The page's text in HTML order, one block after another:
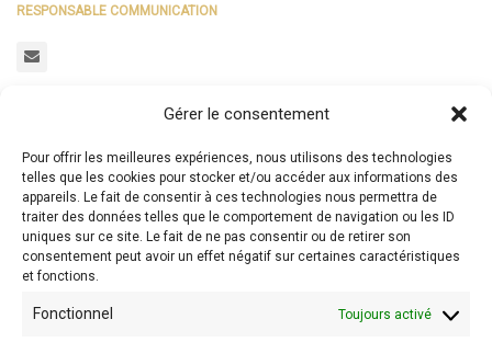
Gérer le consentement
Pour offrir les meilleures expériences, nous utilisons des technologies
telles que les cookies pour stocker et/ou accéder aux informations des
appareils. Le fait de consentir à ces technologies nous permettra de
traiter des données telles que le comportement de navigation ou les ID
uniques sur ce site. Le fait de ne pas consentir ou de retirer son
consentement peut avoir un effet négatif sur certaines caractéristiques
et fonctions.
Fonctionnel Toujours activé
RESPONSABLE COMMUNICATION